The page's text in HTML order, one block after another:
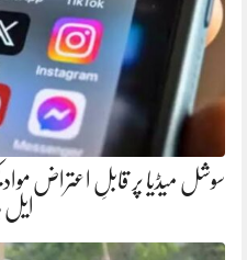
سوشل میڈیا پر قابلِ اعتراض
ایل